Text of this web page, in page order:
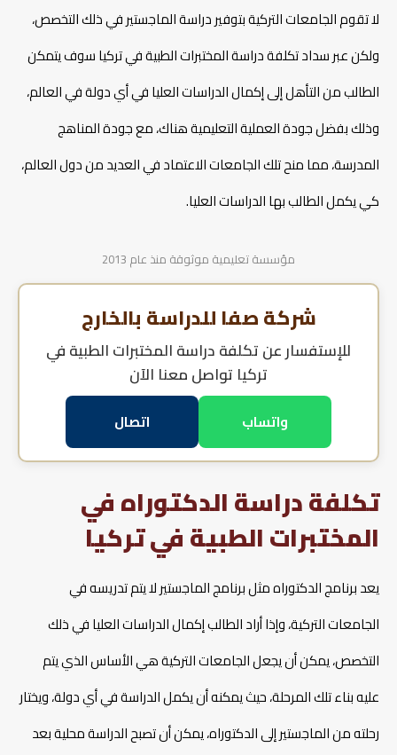
لا تقوم الجامعات التركية بتوفير دراسة الماجستير في ذلك التخصص،
ولكن عبر سداد تكلفة دراسة المختبرات الطبية في تركيا سوف يتمكن
الطالب من التأهل إلى إكمال الدراسات العليا في أي دولة في العالم،
وذلك بفضل جودة العملية التعليمية هناك، مع جودة المناهج
المدرسة، مما منح تلك الجامعات الاعتماد في العديد من دول العالم،
كي يكمل الطالب بها الدراسات العليا.
مؤسسة تعليمية موثوقة منذ عام 2013
شركة صفا للدراسة بالخارج
للإستفسار عنتكلفة دراسة المختبرات الطبية في
تركياتواصل معنا الآن
واتساب اتصال
تكلفة دراسة الدكتوراه في
المختبرات الطبية في تركيا
يعد برنامج الدكتوراه مثل برنامج الماجستير لا يتم تدريسه في
الجامعات التركية، وإذا أراد الطالب إكمال الدراسات العليا في ذلك
التخصص، يمكن أن يجعل الجامعات التركية هي الأساس الذي يتم
عليه بناء تلك المرحلة، حيث يمكنه أن يكمل الدراسة في أي دولة، ويختار
رحلته من الماجستير إلى الدكتوراه، يمكن أن تصبح الدراسة محلية بعد